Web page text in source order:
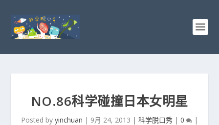
NO.86科学碰撞日本女明星
Posted by yinchuan | 9月 24, 2013 | 科学脱口秀 | 0 |